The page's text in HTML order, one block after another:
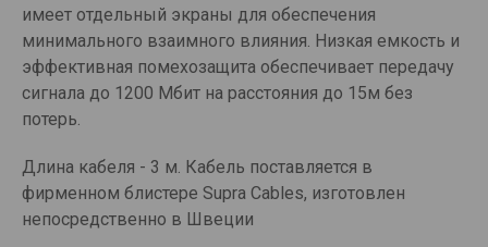
имеет отдельный экраны для обеспечения
минимального взаимного влияния. Низкая емкость и
эффективная помехозащита обеспечивает передачу
сигнала до 1200 Мбит на расстояния до 15м без
потерь.
Длина кабеля - 3 м. Кабель поставляется в
фирменном блистере Supra Cables, изготовлен
непосредственно в Швеции